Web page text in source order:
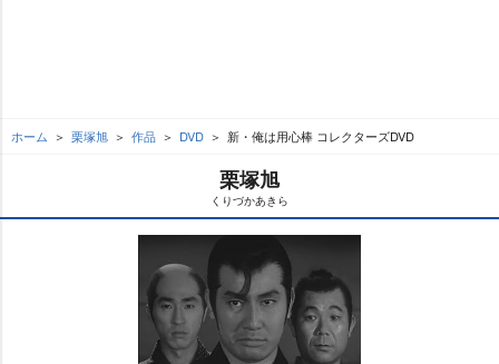
ホーム 栗塚旭 作品 DVD 新・俺は用心棒 コレクターズDVD
栗塚旭
くりづかあきら